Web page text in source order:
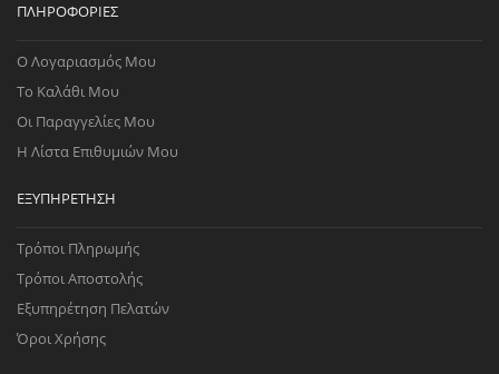
ΠΛΗΡΟΦΟΡΊΕΣ
Ο Λογαριασμός Μου
Το Καλάθι Μου
Οι Παραγγελίες Μου
Η Λίστα Επιθυμιών Μου
ΕΞΥΠΗΡΈΤΗΣΗ
Τρόποι Πληρωμής
Τρόποι Αποστολής
Εξυπηρέτηση Πελατών
Όροι Χρήσης